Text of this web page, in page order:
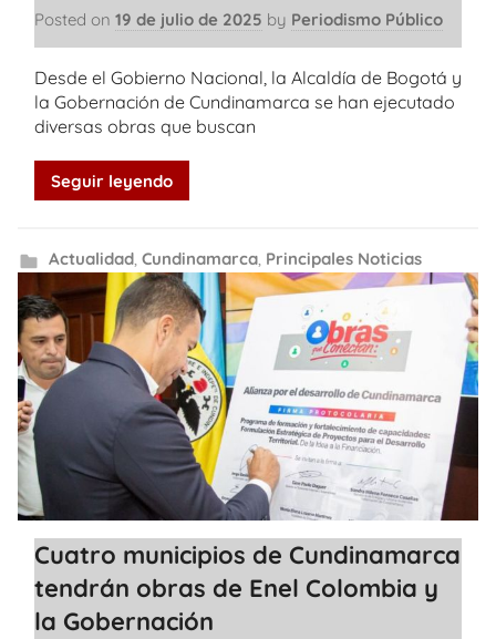
Posted on 19 de julio de 2025 by Periodismo Público
Desde el Gobierno Nacional, la Alcaldía de Bogotá y
la Gobernación de Cundinamarca se han ejecutado
diversas obras que buscan
Seguir leyendo
Actualidad, Cundinamarca, Principales Noticias
Cuatro municipios de Cundinamarca
tendrán obras de Enel Colombia y
la Gobernación